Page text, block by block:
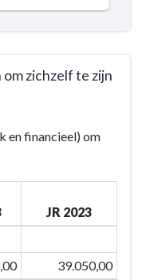
zichzelf te zijn
en financieel) om
JR 2023
39.050,00